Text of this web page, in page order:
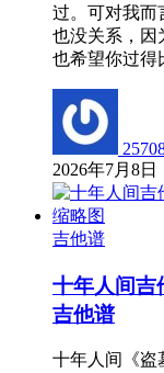
过。可对我而
也没关系，因
也希望你过
2026年7月8日
吉他谱
十年人间吉
吉他谱
十年人间《盗